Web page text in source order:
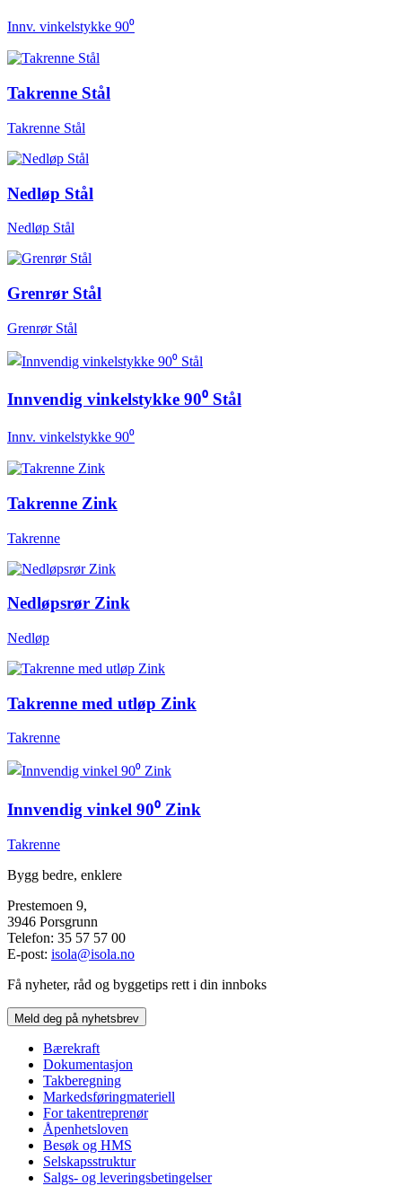
Innv. vinkelstykke 90⁰
Takrenne Stål
Takrenne Stål
Nedløp Stål
Nedløp Stål
Grenrør Stål
Grenrør Stål
Innvendig vinkelstykke 90⁰ Stål
Innv. vinkelstykke 90⁰
Takrenne Zink
Takrenne
Nedløpsrør Zink
Nedløp
Takrenne med utløp Zink
Takrenne
Innvendig vinkel 90⁰ Zink
Takrenne
Bygg bedre, enklere
Prestemoen 9,
3946 Porsgrunn
Telefon: 35 57 57 00
E-post: isola@isola.no
Få nyheter, råd og byggetips rett i din innboks
Meld deg på nyhetsbrev
Bærekraft
Dokumentasjon
Takberegning
Markedsføringmateriell
For takentreprenør
Åpenhetsloven
Besøk og HMS
Selskapsstruktur
Salgs- og leveringsbetingelser